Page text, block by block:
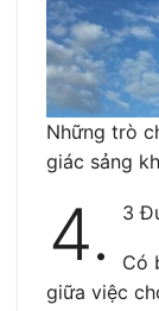
Những trò
giác sảng
4. 3
Có
giữa việc